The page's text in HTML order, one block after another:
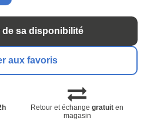
de sa disponibilité
aux favoris
Retour et échangegratuit en
magasin